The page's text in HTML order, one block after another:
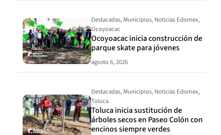
Destacadas, Municipios, Noticias Edomex,
Ocoyoacac
Ocoyoacac inicia construcción de
parque skate para jóvenes
agosto 6, 2026
Destacadas, Municipios, Noticias Edomex,
Toluca
Toluca inicia sustitución de
árboles secos en Paseo Colón con
encinos siempre verdes